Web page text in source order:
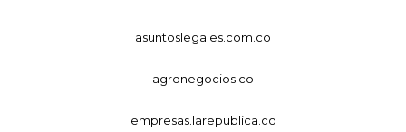
asuntoslegales.com.co
agronegocios.co
empresas.larepublica.co